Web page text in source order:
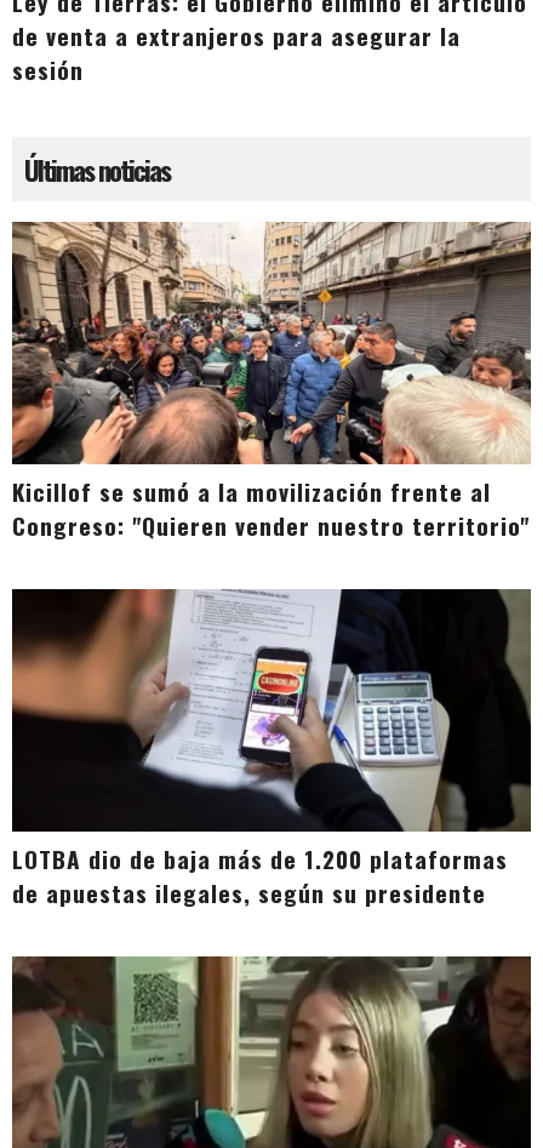
de venta a extranjeros para asegurar la
sesión
Últimas noticias
Kicillof se sumó a la movilización frente al
Congreso: "Quieren vender nuestro territorio"
LOTBA dio de baja más de 1.200 plataformas
de apuestas ilegales, según su presidente